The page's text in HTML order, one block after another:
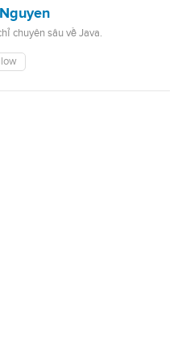
chuyên sâu về Java.